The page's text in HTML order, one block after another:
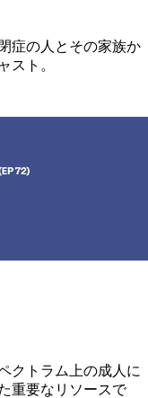
症の人とその家族か
スト。
クトラム上の成人に
重要なリソースで